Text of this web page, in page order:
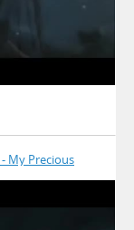
My Precious